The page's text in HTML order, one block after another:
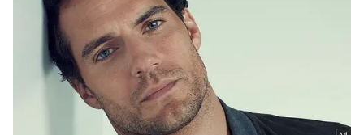
రావచ్చు. మీరు మీ సామర్థ్యాన్ని నిరూపించుకునే అవకాశం
ఉంటుంది. ఆర్థిక విషయాల్లో పెద్ద సమస్యలు లేకపోయినా
ఖర్చులు పెరిగే సూచనలు ఉన్నాయి. కుటుంబంలో చిన్న
చిన్న అభిప్రాయ భేదాలు రావచ్చు. ఆరోగ్యంపై దృష్టి పెట్టడం
మంచిది. ఈ వారం తొందరపాటు నిర్ణయాలు తీసుకోకుండా,
శాంతంగా ఆలోచించి ముందుకు వెళ్తే మంచి ఫలితాలు